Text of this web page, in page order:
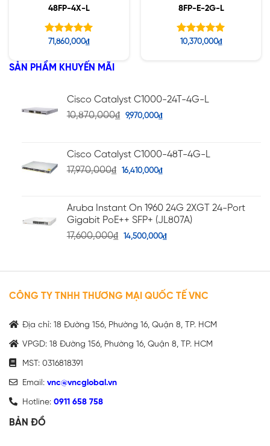
48FP-4X-L
Được xếp
5 sao
71,860,000₫
8FP-E-2G-L
Được xếp
10,370,000₫
SẢN PHẨM KHUYẾN MÃI
Cisco Catalyst C1000-24T-4G-L
10,870,000₫ 9,970,000₫
Cisco Catalyst C1000-48T-4G-L
17,970,000₫ 16,410,000₫
Aruba Instant On 1960 24G 2XGT 24-Port
Gigabit PoE++ SFP+ (JL807A)
17,600,000₫ 14,500,000₫
CÔNG TY TNHH THƯƠNG MẠI QUỐC TẾ VNC
Địa chỉ: 18 Đường 156, Phường 16, Quận 8, TP. HCM
VPGD: 18 Đường 156, Phường 16, Quận 8, TP. HCM
MST: 0316818391
Email: vnc@vncglobal.vn
Hotline: 0911 658 758
BẢN ĐỒ